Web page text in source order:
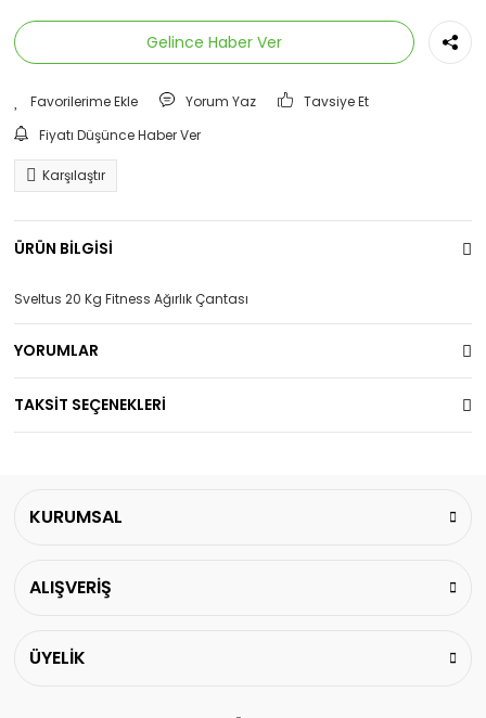
Gelince Haber Ver
Yorum Yaz
Tavsiye Et
Fiyatı Düşünce Haber Ver
Karşılaştır
ÜRÜN BİLGİSİ
Sveltus 20 Kg Fitness Ağırlık Çantası
YORUMLAR
TAKSİT SEÇENEKLERİ
KURUMSAL
ALIŞVERİŞ
ÜYELİK